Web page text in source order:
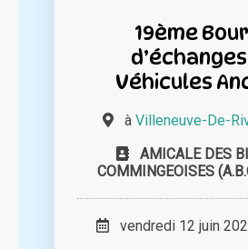
19ème
Véhicules
à Villeneuve-De-
AMICALE DES
COMMINGEOISES
vendredi 12 juin